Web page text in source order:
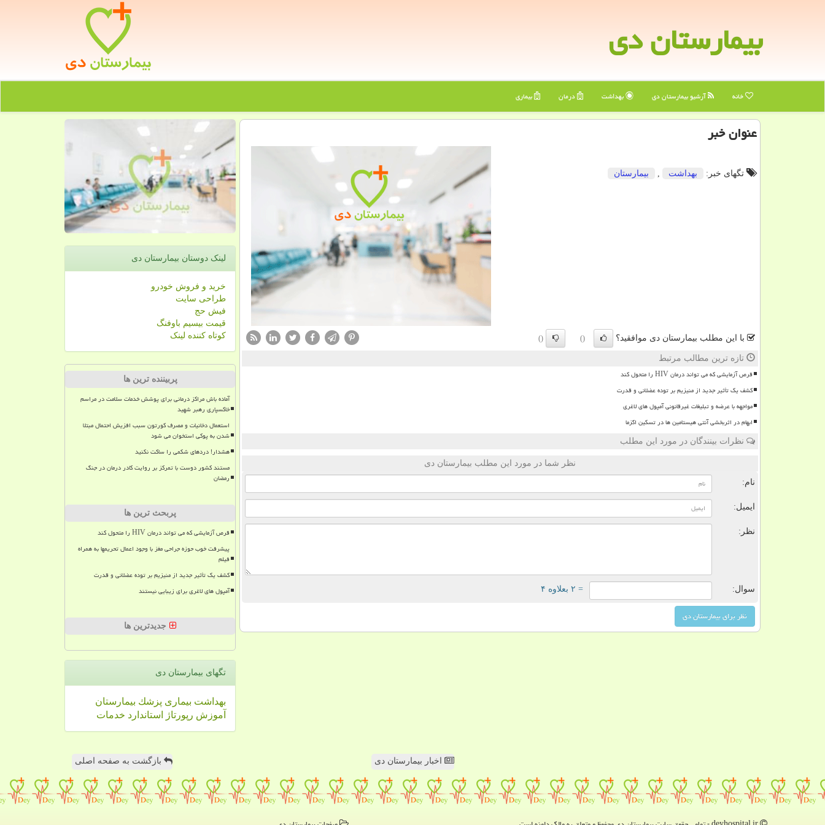
بیمارستان دی
خانه آرشیو بیمارستان دی بهداشت درمان بیماری
عنوان خبر
تگهای خبر: بهداشت , بیمارستان
با این مطلب بیمارستان دی موافقید؟ ()
()
تازه ترین مطالب مرتبط
قرص آزمایشی که می تواند درمان HIV را متحول کند
کشف یک تأثیر جدید از منیزیم بر توده عضلانی و قدرت
مواجهه با عرضه و تبلیغات غیرقانونی آمپول های لاغری
ابهام در اثربخشی آنتی هیستامین ها در تسکین اگزما
نظرات بینندگان در مورد این مطلب
نظر شما در مورد این مطلب بیمارستان دی
نام:
ایمیل:
نظر:
سوال: = ۲ بعلاوه ۴
لینک دوستان بیمارستان دی
خرید و فروش خودرو
طراحی سایت
فیش حج
قیمت بیسیم باوفنگ
کوتاه کننده لینک
پربیننده ترین ها
آماده باش مراکز درمانی برای پوشش خدمات سلامت در مراسم
خاکسپاری رهبر شهید
استعمال دخانیات و مصرف کورتون سبب افزیش احتمال مبتلا
شدن به پوکی استخوان می شود
هشدار! دردهای شکمی را ساکت نکنید
مستند کشور دوست با تمرکز بر روایت کادر درمان در جنگ
رمضان
پربحث ترین ها
قرص آزمایشی که می تواند درمان HIV را متحول کند
پیشرفت خوب حوزه جراحی مغز با وجود اعمال تحریمها به همراه
فیلم
کشف یک تأثیر جدید از منیزیم بر توده عضلانی و قدرت
آمپول های لاغری برای زیبایی نیستند
جدیدترین ها
تگهای بیمارستان دی
بهداشت بیماری پزشك بیمارستان
آموزش رپورتاژ استاندارد خدمات
اخبار بیمارستان دی بازگشت به صفحه اصلی